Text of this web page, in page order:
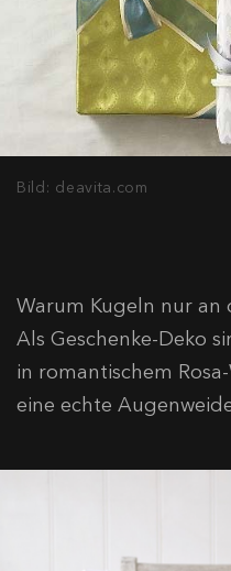
Bild: deavita.com
Warum Kugeln nur an
Als Geschenke-Deko
in romantischem
eine echte